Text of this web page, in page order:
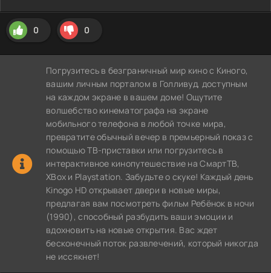
0 0
Погрузитесь в безграничный мир кино с Киного,
вашим личным порталом в Голливуд, доступным
на каждом экране в вашем доме! Ощутите
волшебство кинематографа на экране
мобильного телефона в любой точке мира,
превратите обычный вечер в премьерный показ с
помощью ТВ-приставки или погрузитесь в
интерактивное кинопутешествие на СмартТВ,
XBox и Playstation. Забудьте о скуке! Каждый день
Kinogo HD открывает двери в новые миры,
предлагая вам посмотреть фильм Ребёнок в ночи
(1990), способный разбудить ваши эмоции и
вдохновить на новые открытия. Вас ждет
бесконечный поток развлечений, который никогда
не иссякнет!